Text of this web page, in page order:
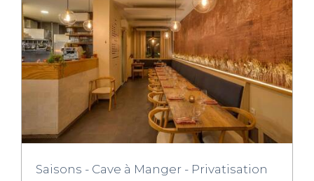
Saisons - Cave à Manger - Privatisation